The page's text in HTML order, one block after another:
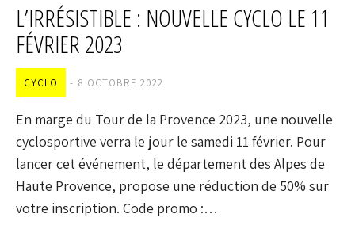
L’IRRÉSISTIBLE : NOUVELLE CYCLO LE 11
FÉVRIER 2023
CYCLO 8 OCTOBRE 2022
En marge du Tour de la Provence 2023, une nouvelle
cyclosportive verra le jour le samedi 11 février. Pour
lancer cet événement, le département des Alpes de
Haute Provence, propose une réduction de 50% sur
votre inscription. Code promo :…